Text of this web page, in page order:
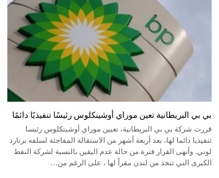
بي بي البريطانية تعين موراي أوشينكلوس رئيسًا تنفيذيًا دائمًا
قررت شركة بي بي البريطانية، تعيين موراي أوشينكلوس رئيسا
تنفيذيا دائما لها، بعد أربعة أشهر من الاستقالة المفاجئة لسلفه برنارد
لوني. وأنهى القرار فترة من حالة عدم اليقين بالنسبة لشركة النفط
الكبرى التي تتخذ من لندن مقراً لها ، على الرغم من…